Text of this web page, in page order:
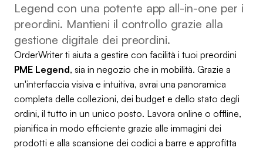
Legend con una potente app all-in-one per i
preordini. Mantieni il controllo grazie alla
gestione digitale dei preordini.
OrderWriter ti aiuta a gestire con facilità i tuoi preordini
PME Legend, sia in negozio che in mobilità. Grazie a
un'interfaccia visiva e intuitiva, avrai una panoramica
completa delle collezioni, dei budget e dello stato degli
ordini, il tutto in un unico posto. Lavora online o offline,
pianifica in modo efficiente grazie alle immagini dei
prodotti e alla scansione dei codici a barre e approfitta